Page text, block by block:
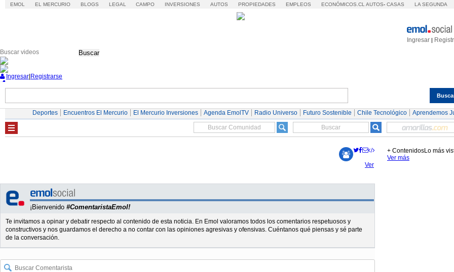
EMOL EL MERCURIO BLOGS LEGAL CAMPO INVERSIONES AUTOS PROPIEDADES EMPLEOS ECONÓMICOS.CL AUTOS- CASAS LA SEGUNDA
Ingresar |
Buscar
Ingresar Registrarse
Deportes Encuentros El Mercurio El Mercurio Inversiones Agenda EmolTV Radio Universo Futuro Sostenible Chile Tecnológico Aprendemos
¡Bienvenido #ComentaristaEmol!
Te invitamos a opinar y debatir respecto al contenido de esta noticia. En Emol valoramos todos los comentarios respetuosos y
constructivos y nos guardamos el derecho a no contar con las opiniones agresivas y ofensivas. Cuéntanos qué piensas y sé parte
de la conversación.
Ver
Lo más
+ Contenidos
Ver más